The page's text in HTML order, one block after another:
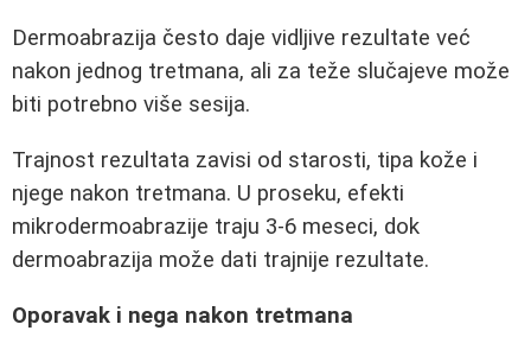
Dermoabrazija često daje vidljive rezultate već
nakon jednog tretmana, ali za teže slučajeve može
biti potrebno više sesija.
Trajnost rezultata zavisi od starosti, tipa kože i
njege nakon tretmana. U proseku, efekti
mikrodermoabrazije traju 3-6 meseci, dok
dermoabrazija može dati trajnije rezultate.
Oporavak i nega nakon tretmana